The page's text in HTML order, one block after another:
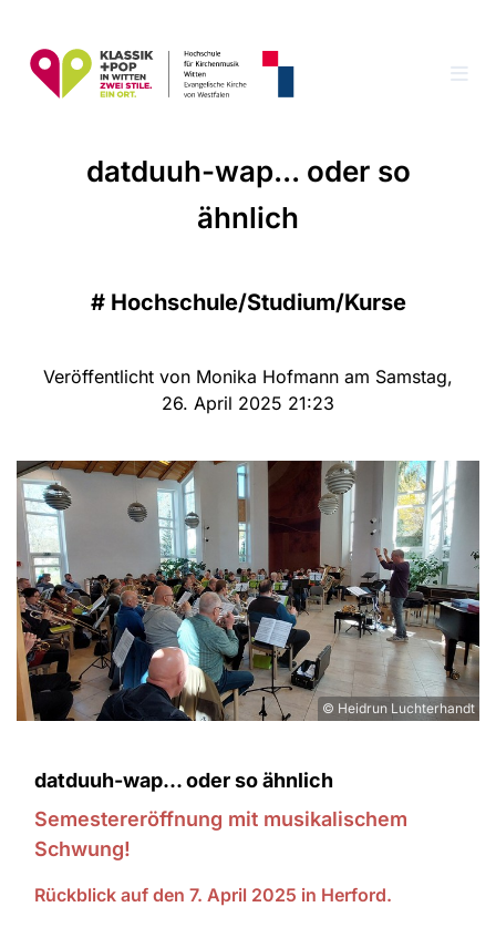
datduuh-wap... oder so
ähnlich
# Hochschule/Studium/Kurse
Veröffentlicht von Monika Hofmann am Samstag,
26. April 2025 21:23
© Heidrun Luchterhandt
datduuh-wap... oder so ähnlich
Semestereröffnung mit musikalischem
Schwung!
Rückblick auf den 7. April 2025 in Herford.